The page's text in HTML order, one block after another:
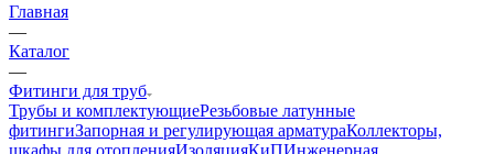
Главная
—
Каталог
—
Фитинги для труб
Трубы и комплектующиеРезьбовые латунные
фитингиЗапорная и регулирующая арматураКоллекторы,
шкафы для отопленияИзоляцияКиПИнженерная